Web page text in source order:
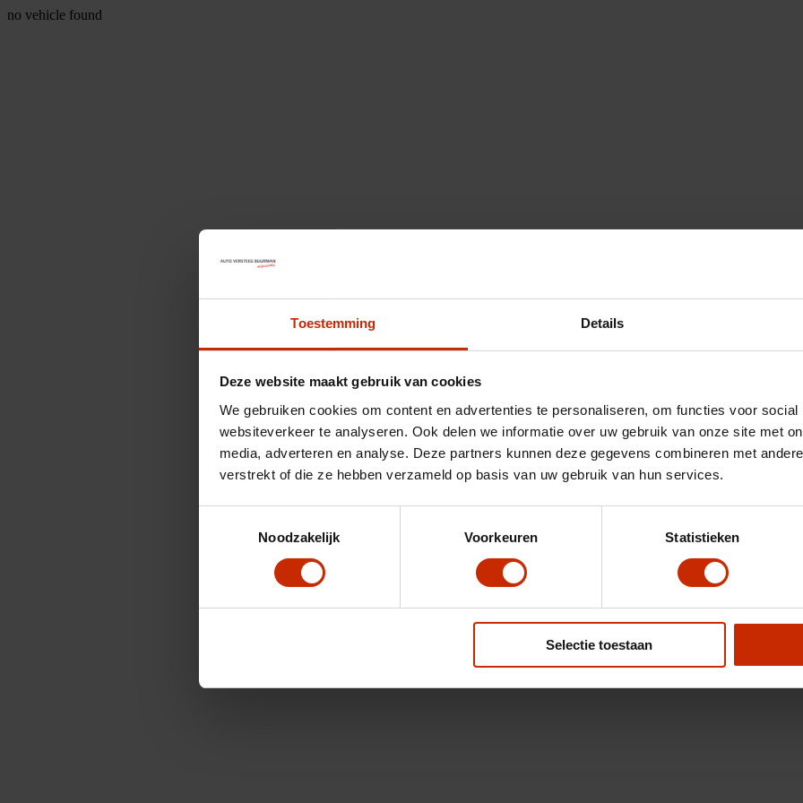
Toestemming Details
Deze website maakt gebruik van cookies
We gebruiken cookies om content en advertenties te personaliseren, om functies voor
websiteverkeer te analyseren. Ook delen we informatie over uw gebruik van onze site met
media, adverteren en analyse. Deze partners kunnen deze gegevens combineren met
verstrekt of die ze hebben verzameld op basis van uw gebruik van hun services.
Noodzakelijk
Voorkeuren Statistieken
Selectie toestaan
no vehicle found